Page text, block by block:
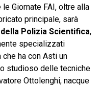
Giornate FAI, oltre alla
principale, sarà
Polizia Scientifica,
specializzati
ha con Asti un
studioso delle tecniche
Ottolenghi, nacque